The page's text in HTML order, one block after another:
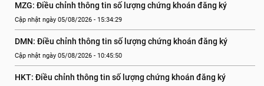
MZG: Điều chỉnh thông tin số lượng chứng khoán đăng ký
Cập nhật ngày 05/08/2026 - 15:34:29
DMN: Điều chỉnh thông tin số lượng chứng khoán đăng ký
Cập nhật ngày 05/08/2026 - 10:45:50
HKT: Điều chỉnh thông tin số lượng chứng khoán đăng ký